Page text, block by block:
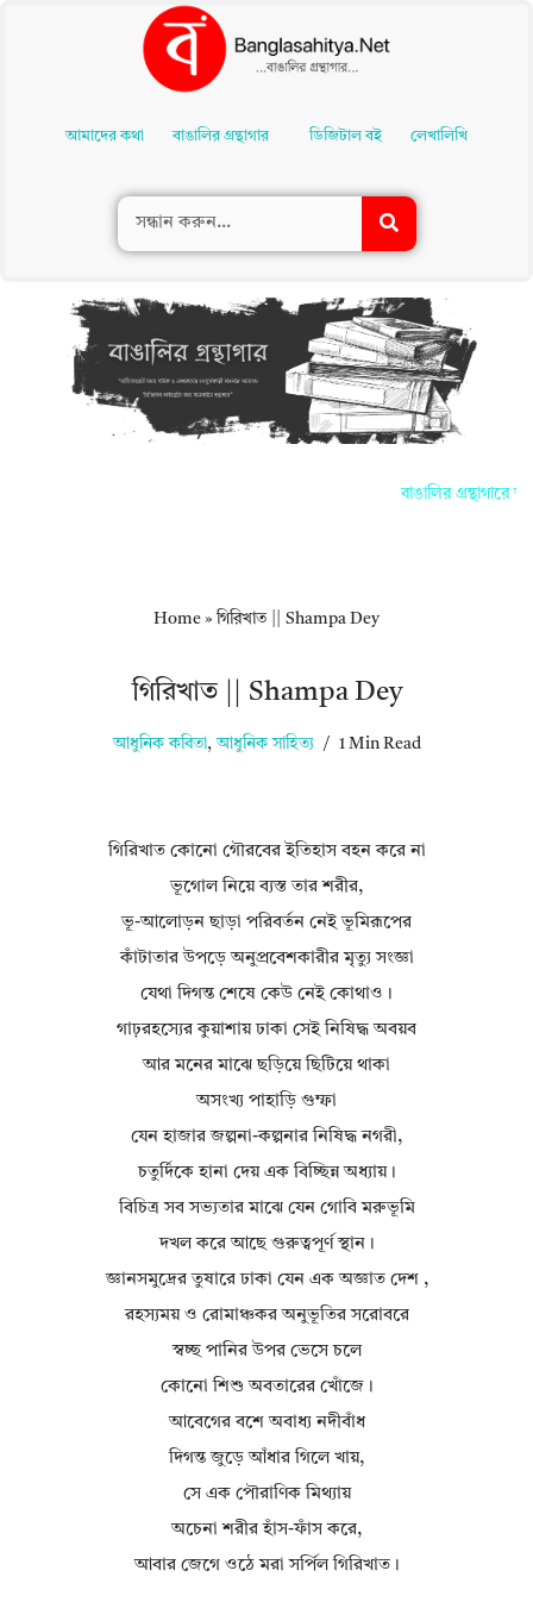
Contentআমাদের কথা বাঙালির গ্রন্থাগার ডিজিটাল বই লেখালিখি
বাঙালির গ্রন্থাগারে
Home »গিরিখাত || Shampa Dey
গিরিখাত || Shampa Dey
আধুনিক কবিতা, আধুনিক সাহিত্য 1 Min Read
গিরিখাত কোনো গৌরবের ইতিহাস বহন করে না
ভূগোল নিয়ে ব্যস্ত তার শরীর,
ভূ-আলোড়ন ছাড়া পরিবর্তন নেই ভূমিরূপের
কাঁটাতার উপড়ে অনুপ্রবেশকারীর মৃত্যু সংজ্ঞা
যেথা দিগন্ত শেষে কেউ নেই কোথাও।
গাঢ়রহস্যের কুয়াশায় ঢাকা সেই নিষিদ্ধ অবয়ব
আর মনের মাঝে ছড়িয়ে ছিটিয়ে থাকা
অসংখ্য পাহাড়ি গুম্ফা
যেন হাজার জল্পনা-কল্পনার নিষিদ্ধ নগরী,
চতুর্দিকে হানা দেয় এক বিচ্ছিন্ন অধ্যায়।
বিচিত্র সব সভ্যতার মাঝে যেন গোবি মরুভূমি
দখল করে আছে গুরুত্বপূর্ণ স্থান।
জ্ঞানসমুদ্রের তুষারে ঢাকা যেন এক অজ্ঞাত দেশ ,
রহস্যময় ও রোমাঞ্চকর অনুভূতির সরোবরে
স্বচ্ছ পানির উপর ভেসে চলে
কোনো শিশু অবতারের খোঁজে।
আবেগের বশে অবাধ্য নদীবাঁধ
দিগন্ত জুড়ে আঁধার গিলে খায়,
সে এক পৌরাণিক মিথ্যায়
অচেনা শরীর হাঁস-ফাঁস করে,
আবার জেগে ওঠে মরা সর্পিল গিরিখাত।